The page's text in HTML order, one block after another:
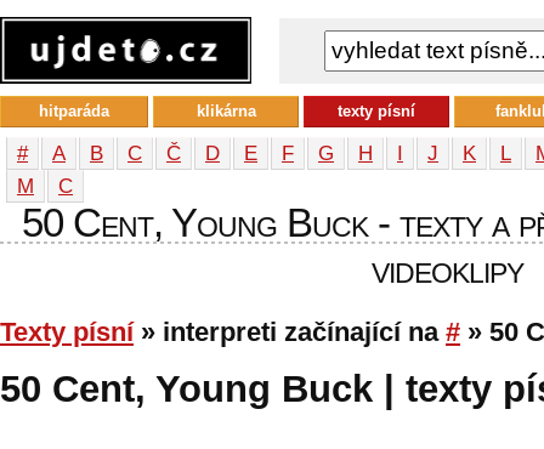
# A B C Č D E F G H I J K L
М
С
50 Cent, Young Buck - texty a
videoklipy
Texty písní» interpreti začínající na # » 50
50 Cent, Young Buck | texty
hitparáda klikárna texty písní